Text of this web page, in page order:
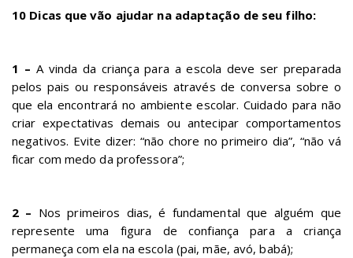
10 Dicas que vão ajudar na adaptação de seu filho:
1 – A vinda da criança para a escola deve ser preparada
pelos pais ou responsáveis através de conversa sobre o
que ela encontrará no ambiente escolar. Cuidado para não
criar expectativas demais ou antecipar comportamentos
negativos. Evite dizer: “não chore no primeiro dia”, “não vá
ficar com medo da professora”;
2 – Nos primeiros dias, é fundamental que alguém que
represente uma figura de confiança para a criança
permaneça com ela na escola (pai, mãe, avó, babá);